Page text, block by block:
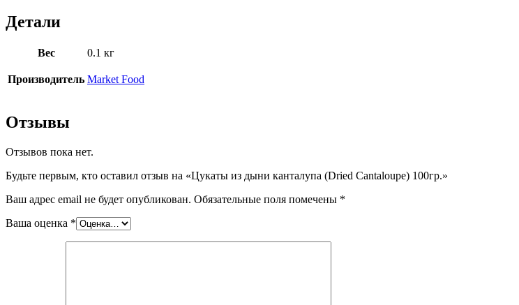
Детали
Вес 0.1 кг
Производитель Market Food
Отзывы
Отзывов пока нет.
Будьте первым, кто оставил отзыв на «Цукаты из дыни канталупа (Dried Cantaloupe) 100гр.»
Ваш адрес email не будет опубликован. Обязательные поля помечены *
Ваша оценка *